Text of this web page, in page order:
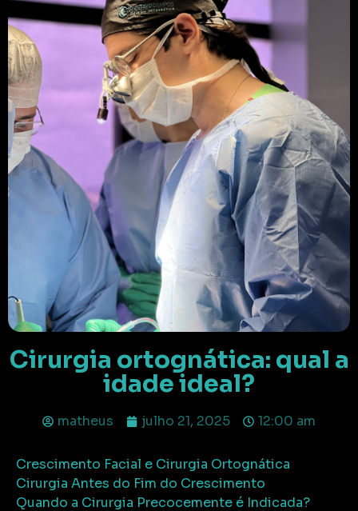
Cirurgia ortognática: qual a
idade ideal?
matheus julho 21, 2025 12:00 am
Crescimento Facial e Cirurgia Ortognática
Cirurgia Antes do Fim do Crescimento
Quando a Cirurgia Precocemente é Indicada?